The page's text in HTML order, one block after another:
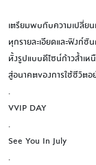
เตรียมพบกับความเปลี่ย
ทุกรายละเอียดและฟังก์ชั
ทั้งรูปแบบดีไซน์ก้าวล้ำเห
สู่อนาคตของการใช้ชีวิตอ
.
VVIP DAY
.
See You In July
.